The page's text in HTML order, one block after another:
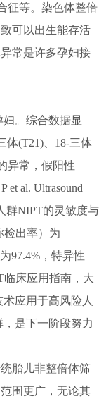
征等。染色体整倍
可以出生能存活
常是许多孕妇接
。综合数据显
体(T21)、18-三体
异常，假阳性
et al. Ultrasound
群NIPT的灵敏度与
检出率）为
97.4%，特异性
临床应用指南，大
应用于高风险人
是下一阶段努力
胎儿非整倍体筛
围更广，无论其